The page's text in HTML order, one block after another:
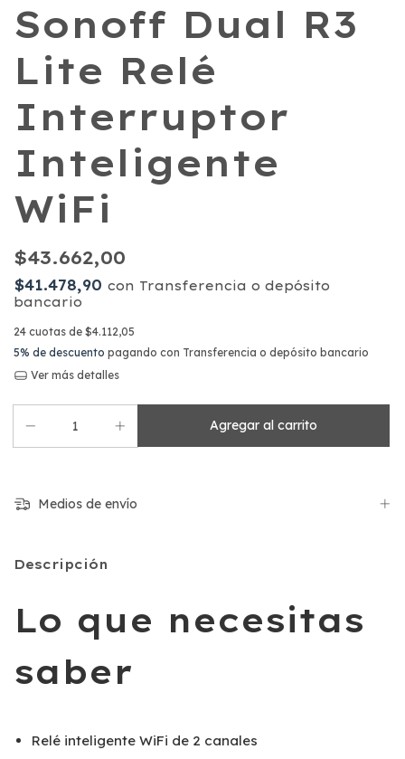
Sonoff Dual R3
Lite Relé
Interruptor
Inteligente
WiFi
$43.662,00
$41.478,90 con Transferencia o depósito
bancario
24 cuotas de $4.112,05
5% de descuento pagando con Transferencia o depósito bancario
Ver más detalles
Medios de envío
Descripción
Lo que necesitas
saber
Relé inteligente WiFi de 2 canales